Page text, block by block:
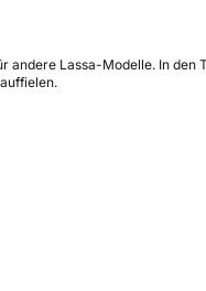
Lassa-Modelle. In den